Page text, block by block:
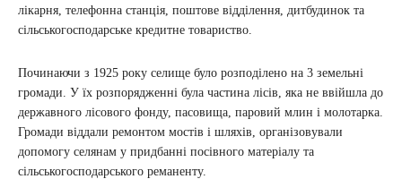
лікарня, телефонна станція, поштове відділення, дитбудинок та
сільськогосподарське кредитне товариство.
Починаючи з 1925 року селище було розподілено на 3 земельні
громади. У їх розпорядженні була частина лісів, яка не ввійшла до
державного лісового фонду, пасовища, паровий млин і молотарка.
Громади віддали ремонтом мостів і шляхів, організовували
допомогу селянам у придбанні посівного матеріалу та
сільськогосподарського реманенту.